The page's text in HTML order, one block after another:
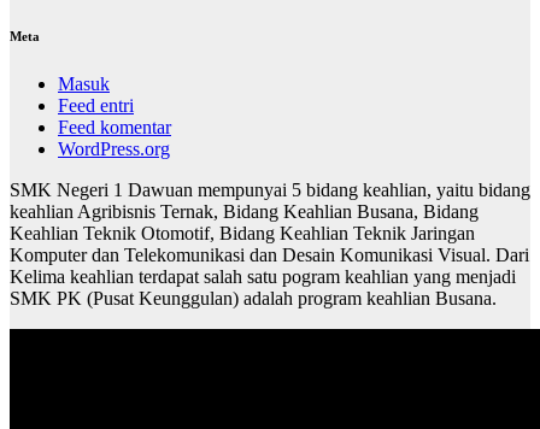
Meta
Masuk
Feed entri
Feed komentar
WordPress.org
SMK Negeri 1 Dawuan mempunyai 5 bidang keahlian, yaitu bidang
keahlian Agribisnis Ternak, Bidang Keahlian Busana, Bidang
Keahlian Teknik Otomotif, Bidang Keahlian Teknik Jaringan
Komputer dan Telekomunikasi dan Desain Komunikasi Visual. Dari
Kelima keahlian terdapat salah satu pogram keahlian yang menjadi
SMK PK (Pusat Keunggulan) adalah program keahlian Busana.